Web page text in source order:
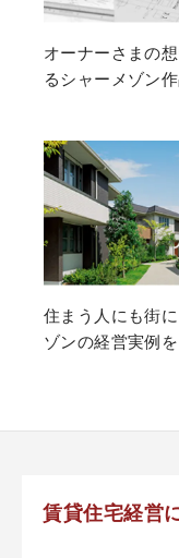
オーナーさまの
るシャーメゾン
住まう人にも街
ゾンの経営実例を
賃貸住宅経営